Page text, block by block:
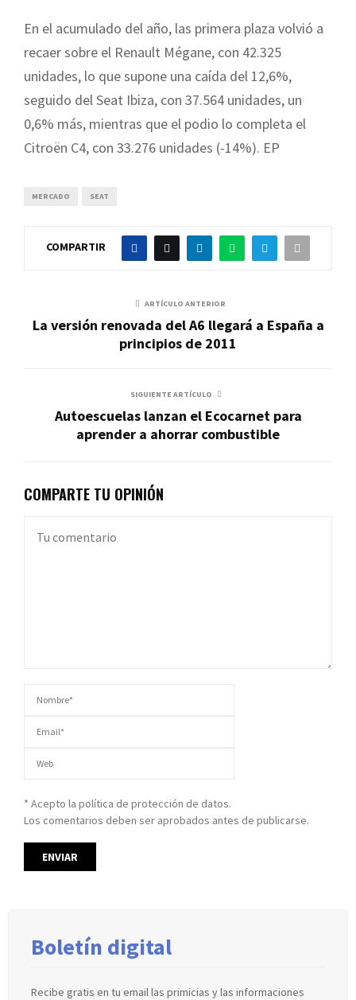
En el acumulado del año, las primera plaza volvió a
recaer sobre el Renault Mégane, con 42.325
unidades, lo que supone una caída del 12,6%,
seguido del Seat Ibiza, con 37.564 unidades, un
0,6% más, mientras que el podio lo completa el
Citroën C4, con 33.276 unidades (-14%). EP
MERCADO SEAT
COMPARTIR
ARTÍCULO ANTERIOR
La versión renovada del A6 llegará a España a
principios de 2011
SIGUIENTE ARTÍCULO
Autoescuelas lanzan el Ecocarnet para
aprender a ahorrar combustible
COMPARTE TU OPINIÓN
* Acepto la política de protección de datos.
Los comentarios deben ser aprobados antes de publicarse.
Boletín digital
Recibe gratis en tu email las primicias y las informaciones